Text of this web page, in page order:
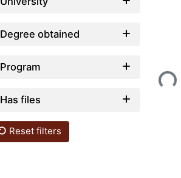
Degree obtained
Program
Has files
Reset filters
Loading...